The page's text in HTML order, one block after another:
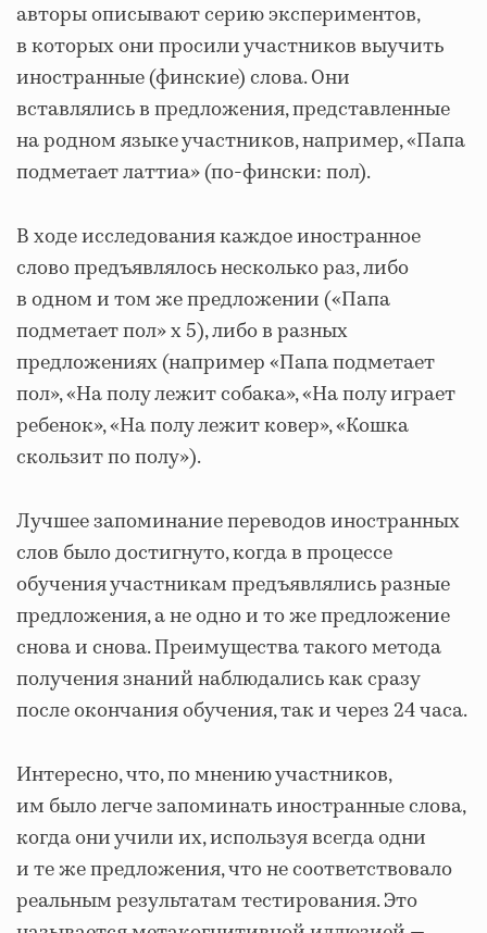
авторы описывают серию экспериментов,
в которых они просили участников выучить
иностранные (финские) слова. Они
вставлялись в предложения, представленные
на родном языке участников, например, «Папа
подметает латтиа» (по-фински: пол).
В ходе исследования каждое иностранное
слово предъявлялось несколько раз, либо
в одном и том же предложении («Папа
подметает пол» x 5), либо в разных
предложениях (например «Папа подметает
пол», «На полу лежит собака», «На полу играет
ребенок», «На полу лежит ковер», «Кошка
скользит по полу»).
Лучшее запоминание переводов иностранных
слов было достигнуто, когда в процессе
обучения участникам предъявлялись разные
предложения, а не одно и то же предложение
снова и снова. Преимущества такого метода
получения знаний наблюдались как сразу
после окончания обучения, так и через 24 часа.
Интересно, что, по мнению участников,
им было легче запоминать иностранные слова,
когда они учили их, используя всегда одни
и те же предложения, что не соответствовало
реальным результатам тестирования. Это